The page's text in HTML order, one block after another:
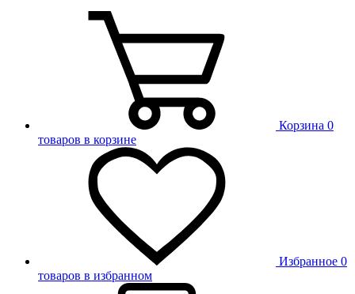
Корзина 0
товаров в корзине
Избранное 0
товаров в избранном